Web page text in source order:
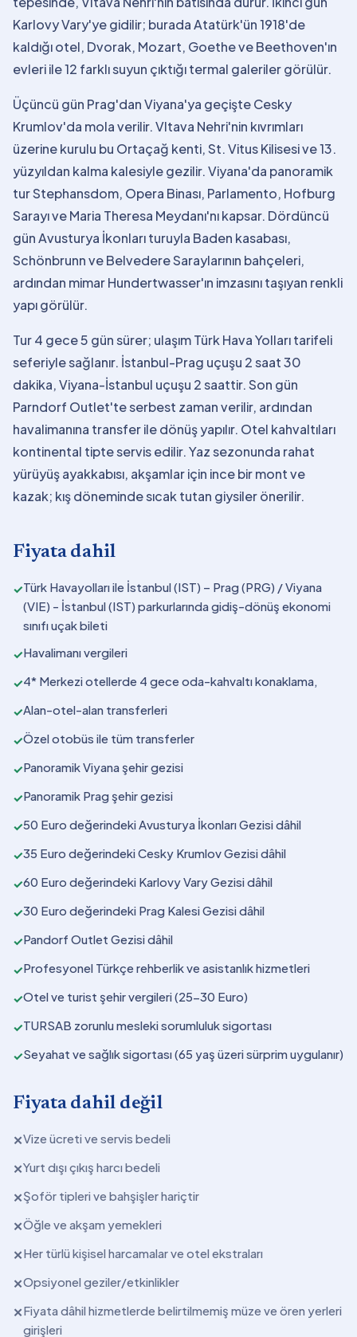
Karlovy Vary'ye gidilir; burada Atatürk'ün 1918'de
kaldığı otel, Dvorak, Mozart, Goethe ve Beethoven'ın
evleri ile 12 farklı suyun çıktığı termal galeriler görülür.
Üçüncü gün Prag'dan Viyana'ya geçişte Cesky
Krumlov'da mola verilir. Vltava Nehri'nin kıvrımları
üzerine kurulu bu Ortaçağ kenti, St. Vitus Kilisesi ve 13.
yüzyıldan kalma kalesiyle gezilir. Viyana'da panoramik
tur Stephansdom, Opera Binası, Parlamento, Hofburg
Sarayı ve Maria Theresa Meydanı'nı kapsar. Dördüncü
gün Avusturya İkonları turuyla Baden kasabası,
Schönbrunn ve Belvedere Saraylarının bahçeleri,
ardından mimar Hundertwasser'ın imzasını taşıyan renkli
yapı görülür.
Tur 4 gece 5 gün sürer; ulaşım Türk Hava Yolları tarifeli
seferiyle sağlanır. İstanbul-Prag uçuşu 2 saat 30
dakika, Viyana-İstanbul uçuşu 2 saattir. Son gün
Parndorf Outlet'te serbest zaman verilir, ardından
havalimanına transfer ile dönüş yapılır. Otel kahvaltıları
kontinental tipte servis edilir. Yaz sezonunda rahat
yürüyüş ayakkabısı, akşamlar için ince bir mont ve
kazak; kış döneminde sıcak tutan giysiler önerilir.
Fiyata dahil
✓Türk Havayolları ile İstanbul (IST) – Prag (PRG) / Viyana
(VIE) - İstanbul (IST) parkurlarında gidiş-dönüş ekonomi
sınıfı uçak bileti
✓Havalimanı vergileri
✓4* Merkezi otellerde 4 gece oda-kahvaltı konaklama,
✓Alan-otel-alan transferleri
✓Özel otobüs ile tüm transferler
✓Panoramik Viyana şehir gezisi
✓Panoramik Prag şehir gezisi
✓50 Euro değerindeki Avusturya İkonları Gezisi dâhil
✓35 Euro değerindeki Cesky Krumlov Gezisi dâhil
✓60 Euro değerindeki Karlovy Vary Gezisi dâhil
✓30 Euro değerindeki Prag Kalesi Gezisi dâhil
✓Pandorf Outlet Gezisi dâhil
✓Profesyonel Türkçe rehberlik ve asistanlık hizmetleri
✓Otel ve turist şehir vergileri (25-30 Euro)
✓TURSAB zorunlu mesleki sorumluluk sigortası
✓Seyahat ve sağlık sigortası (65 yaş üzeri sürprim uygulanır)
Fiyata dahil değil
✕Vize ücreti ve servis bedeli
✕Yurt dışı çıkış harcı bedeli
✕Şoför tipleri ve bahşişler hariçtir
✕Öğle ve akşam yemekleri
✕Her türlü kişisel harcamalar ve otel ekstraları
✕Opsiyonel geziler/etkinlikler
✕Fiyata dâhil hizmetlerde belirtilmemiş müze ve ören yerleri
girişleri